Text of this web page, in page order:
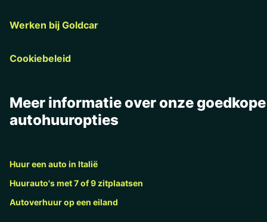
Werken bij Goldcar
Cookiebeleid
Meer informatie over onze goedkope
autohuuropties
Huur een auto in Italië
Huurauto's met 7 of 9 zitplaatsen
Autoverhuur op een eiland